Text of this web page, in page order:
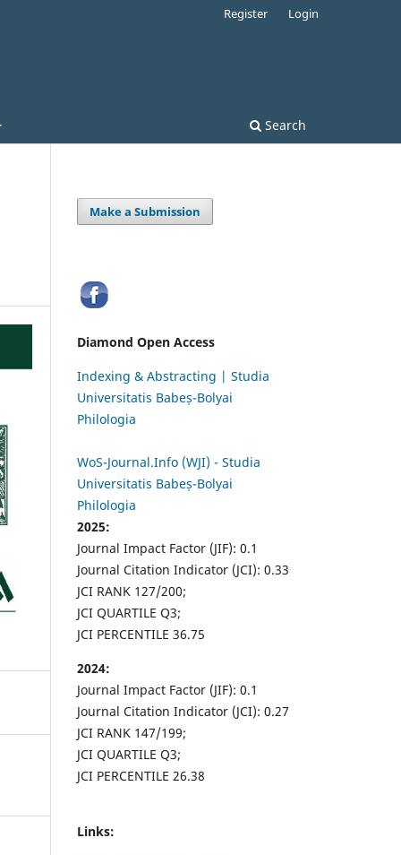
Search
Register Login
Make a Submission
Diamond Open Access
Indexing & Abstracting | Studia
Universitatis Babeș-Bolyai
Philologia
WoS-Journal.Info (WJI) - Studia
Universitatis Babeș-Bolyai
Philologia
2025:
Journal Impact Factor (JIF): 0.1
Journal Citation Indicator (JCI): 0.33
JCI RANK 127/200;
JCI QUARTILE Q3;
JCI PERCENTILE 36.75
2024:
Journal Impact Factor (JIF): 0.1
Journal Citation Indicator (JCI): 0.27
JCI RANK 147/199;
JCI QUARTILE Q3;
JCI PERCENTILE 26.38
Links: